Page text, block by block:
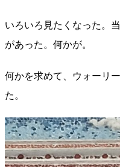
いろいろ見たくなった。
があった。何かが。
何かを求めて、ウォーリ
た。